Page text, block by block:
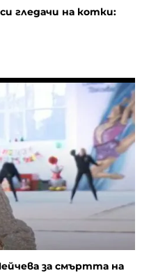
гледачи на котки:
за смъртта на